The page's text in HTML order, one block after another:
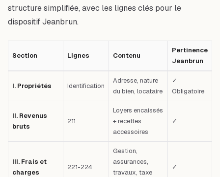
structure simplifiée, avec les lignes clés pour le
dispositif Jeanbrun.
Section Lignes Contenu
Pertinence
Jeanbrun
I. Propriétés Identification
Adresse, nature
du bien, locataire
✓
Obligatoire
II. Revenus
bruts
211
Loyers encaissés
+ recettes
accessoires
✓
III. Frais et
charges
221-224
Gestion,
assurances,
travaux, taxe
✓